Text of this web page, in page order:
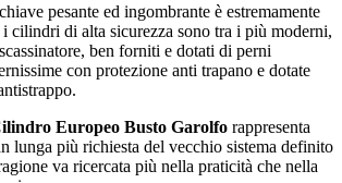
pesante ed ingombrante è estremamente
cilindri di alta sicurezza sono tra i più moderni,
ben forniti e dotati di perni
con protezione anti trapano e dotate
Europeo Busto Garolfo rappresenta
lunga più richiesta del vecchio sistema definito
va ricercata più nella praticità che nella